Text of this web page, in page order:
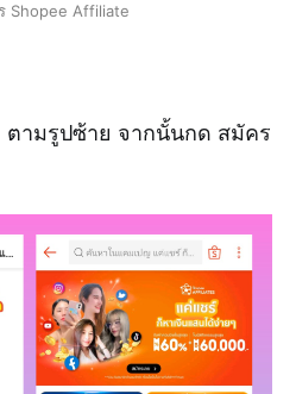
Shopee Affiliate
ตามรูปซ้าย จากนั้นกด สมัคร